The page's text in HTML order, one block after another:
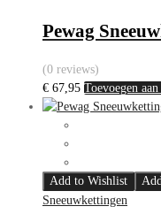
Pewag
(0 reviews)
€ 67,95 Toevoegen
Add to Wishlist
Sneeuwkettingen